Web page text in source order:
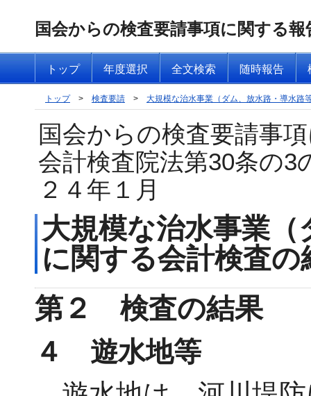
国会からの検査要請事項に関する
トップ 年度選択 全文検索 随時報告
トップ > 検査要請 > 大規模な治水事業（ダム、放水路・導水路
国会からの検査要請事
会計検査院法第30条の3
２４年１月
大規模な治水事業
に関する会計検査
第２ 検査の結果
４ 遊水地等